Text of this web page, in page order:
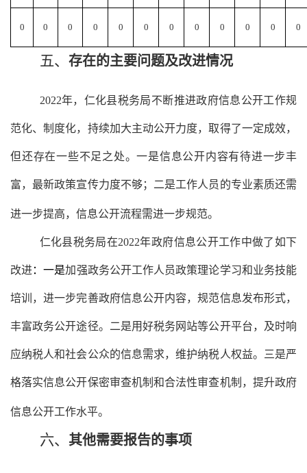
0 0 0 0 0 0 0 0 0 0 0 0
五、 存在的主要问题及改进情况
2022年， 仁化县税务局不断推进政府信息公开工作规
范化、制度化，持续加大主动公开力度，取得了一定成效，
但还存在一些不足之处。一是信息公开内容有待进一步丰
富，最新政策宣传力度不够；二是工作人员的专业素质还需
进一步提高， 信息公开流程需进一步规范。
仁化县税务局在2022年政府信息公开工作中做了如下
改进 ：一是加强政务公开工作人员政策理论学习和业务技能
培训，进一步完善政府信息公开内容，规范信息发布形式，
丰富政务公开途径。二是用好税务网站等公开平台，及时响
应纳税人和社会公众的信息需求，维护纳税人权益。三是严
格落实信息公开保密审查机制和合法性审查机制 ，提升政府
信息公开工作水平。
六、 其他需要报告的事项